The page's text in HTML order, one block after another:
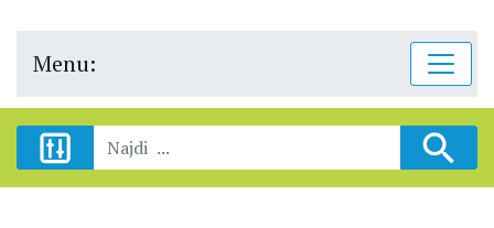
Menu: